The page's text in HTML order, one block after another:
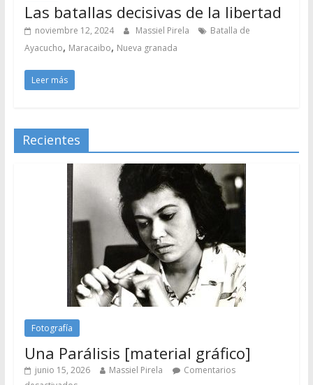
Las batallas decisivas de la libertad
noviembre 12, 2024 Massiel Pirela
Batalla de
Ayacucho, Maracaibo, Nueva granada
Leer más
Recientes
Fotografía
Una Parálisis [material gráfico]
junio 15, 2026 Massiel Pirela
Comentarios